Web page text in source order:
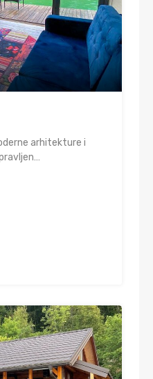
arhitekture i